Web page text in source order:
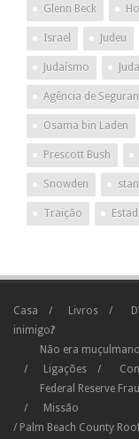
Glenn Beck
Israel Judeu
Judaísmo
Agência de
Osama bin Laden
Prescott Bush
Snowden
Traição
Casa Livros
inimigo?
Não era
Ligações
Federal Reserve
Missão
/ Palm Beach County